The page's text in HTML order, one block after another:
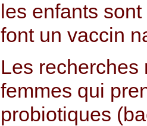
les enfants
font un vaccin
Les recherches
femmes qui
probiotiques